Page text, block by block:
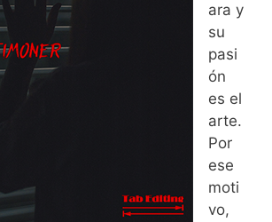
ara y
su
pasi
ón
es el
arte.
Por
ese
moti
vo,